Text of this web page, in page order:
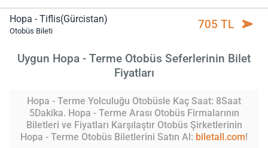
Hopa - Tiflis(Gürcistan)
Otobüs Bileti 705 TL
Uygun Hopa - Terme Otobüs Seferlerinin Bilet
Fiyatları
Hopa - Terme Yolculuğu Otobüsle Kaç Saat: 8Saat
5Dakika. Hopa - Terme Arası Otobüs Firmalarının
Biletleri ve Fiyatları Karşılaştır Otobüs Şirketlerinin
Hopa - Terme Otobüs Biletlerini Satın Al: biletall.com!